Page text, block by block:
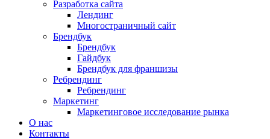
Разработка сайта
Лендинг
Многостраничный сайт
Брендбук
Брендбук
Гайдбук
Брендбук для франшизы
Ребрендинг
Ребрендинг
Маркетинг
Маркетинговое исследование рынка
О нас
Контакты